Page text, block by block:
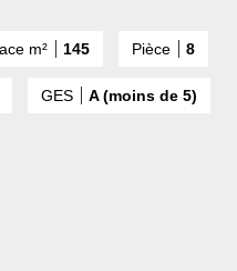
m² 145 Pièce 8
GES A (moins de 5)